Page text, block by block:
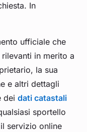
In
ufficiale che
in merito a
la sua
e altri dettagli
deidati catastali
sportello
servizio online